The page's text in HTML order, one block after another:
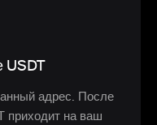
USDT
адрес. После
приходит на ваш